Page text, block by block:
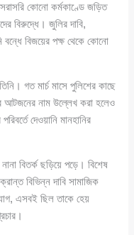
কোনো কর্মকাণ্ডে জড়িত
বিরুদ্ধে। জুলির দাবি,
বন্ধে বিজয়ের পক্ষ থেকে কোনো
গত মার্চ মাসে পুলিশের কাছে
আটজনের নাম উল্লেখ করা হলেও
দেওয়ানি মানহানির
বিতর্ক ছড়িয়ে পড়ে। বিশেষ
বিভিন্ন দাবি সামাজিক
এসবই ছিল তাকে হেয়